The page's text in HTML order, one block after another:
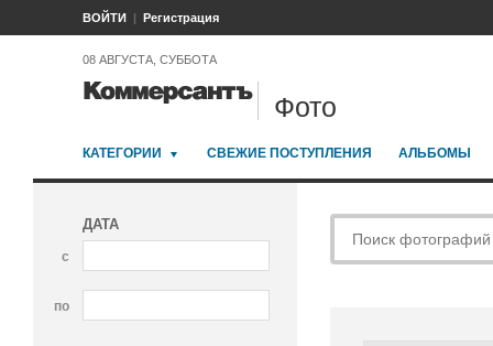
ВОЙТИ Регистрация
08 АВГУСТА, СУББОТА
Фото
КАТЕГОРИИ СВЕЖИЕ ПОСТУПЛЕНИЯ АЛЬБОМЫ
ДАТА
с
по